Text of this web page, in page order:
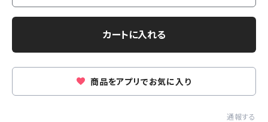
カートに入れる
商品をアプリでお気に入り
通報する